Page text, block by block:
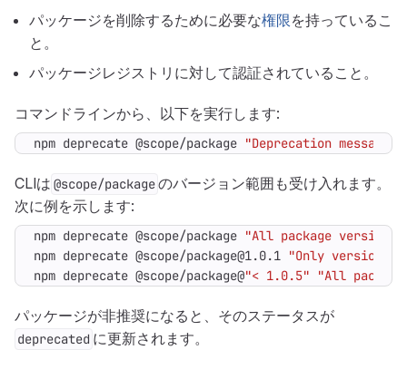
パッケージを削除するために必要な権限を持っているこ
と。
パッケージレジストリに対して認証されていること。
コマンドラインから、以下を実行します:
npm deprecate @scope/package "Deprecation message"
CLIは @scope/packageのバージョン範囲も受け入れます。
次に例を示します:
npm deprecate @scope/package "All package versions
npm deprecate @scope/package@1.0.1 "Only version
npm deprecate @scope/package@"< 1.0.5" "All
パッケージが非推奨になると、そのステータスが
deprecated に更新されます。